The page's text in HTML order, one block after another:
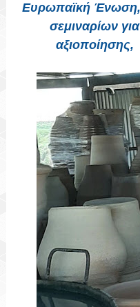
Ευρωπαϊκή Ένωση,
σεμιναρίων
αξιοποίησης,